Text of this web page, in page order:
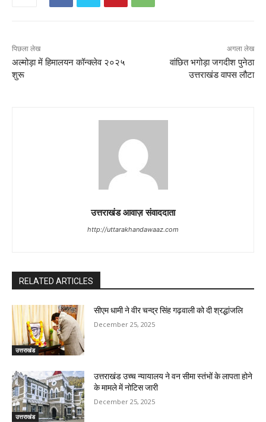
पिछला लेख
अल्मोड़ा में हिमालयन कॉन्क्लेव २०२५
शुरू
अगला लेख
वांछित भगोड़ा जगदीश पुनेठा
उत्तराखंड वापस लौटा
उत्तराखंड आवाज़ संवाददाता
http://uttarakhandawaaz.com
RELATED ARTICLES
उत्तराखंड
सीएम धामी ने वीर चन्द्र सिंह गढ़वाली को दी श्रद्धांजलि
December 25, 2025
उत्तराखंड
उत्तराखंड उच्च न्यायालय ने वन सीमा स्तंभों के लापता होने
के मामले में नोटिस जारी
December 25, 2025